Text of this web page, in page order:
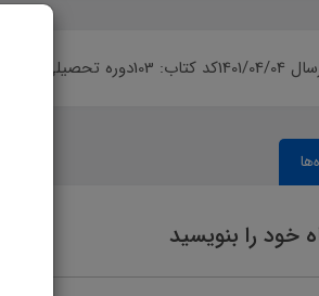
اولسال تحصیلی: 1401-1402
خود را بنویسید